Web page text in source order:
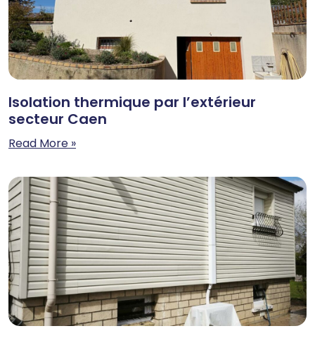
Isolation thermique par l’extérieur
secteur Caen
Read More »